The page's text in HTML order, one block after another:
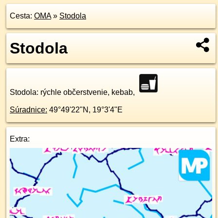
Cesta: OMA» Stodola
Stodola
Stodola: rýchle občerstvenie, kebab,
Súradnice: 49°49'22"N , 19°3'4"E
Extra: